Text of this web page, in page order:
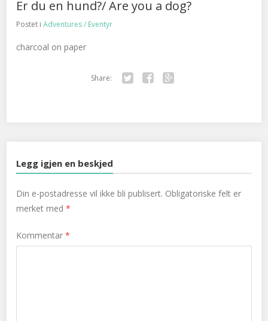
Er du en hund?/ Are you a dog?
Postet iAdventures / Eventyr
charcoal on paper
Share:
Legg igjen en beskjed
Din e-postadresse vil ikke bli publisert. Obligatoriske felt er
merket med*
Kommentar*